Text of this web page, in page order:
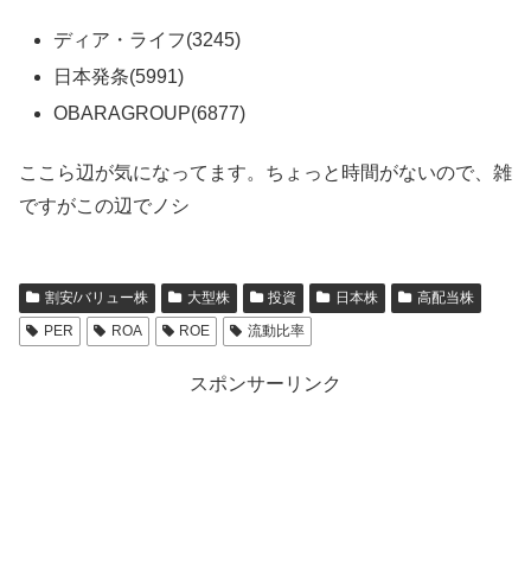
ディア・ライフ(3245)
日本発条(5991)
OBARAGROUP(6877)
ここら辺が気になってます。ちょっと時間がないので、雑
ですがこの辺でノシ
割安/バリュー株 大型株 投資 日本株
高配当株
PER
ROA ROE 流動比率
スポンサーリンク